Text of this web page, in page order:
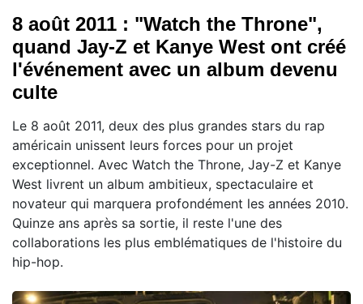
8 août 2011 : "Watch the Throne",
quand Jay-Z et Kanye West ont créé
l'événement avec un album devenu
culte
Le 8 août 2011, deux des plus grandes stars du rap
américain unissent leurs forces pour un projet
exceptionnel. Avec Watch the Throne, Jay-Z et Kanye
West livrent un album ambitieux, spectaculaire et
novateur qui marquera profondément les années 2010.
Quinze ans après sa sortie, il reste l'une des
collaborations les plus emblématiques de l'histoire du
hip-hop.